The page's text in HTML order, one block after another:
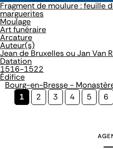
Fragment de moulure : feuille
marguerites
Moulage
Art funéraire
Arcature
Auteur(s)
Jean de Bruxelles ou Jan Van
Datation
1516-1522
Édifice
Bourg-en-Bresse -
Page
1 Page
2 Page
3 Page
4 Page
5 6